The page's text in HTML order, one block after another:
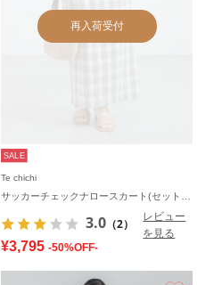
再入荷受付
SALE
Te chichi
3.0 （2）
レビュー
を見る
¥3,795 -50%OFF-